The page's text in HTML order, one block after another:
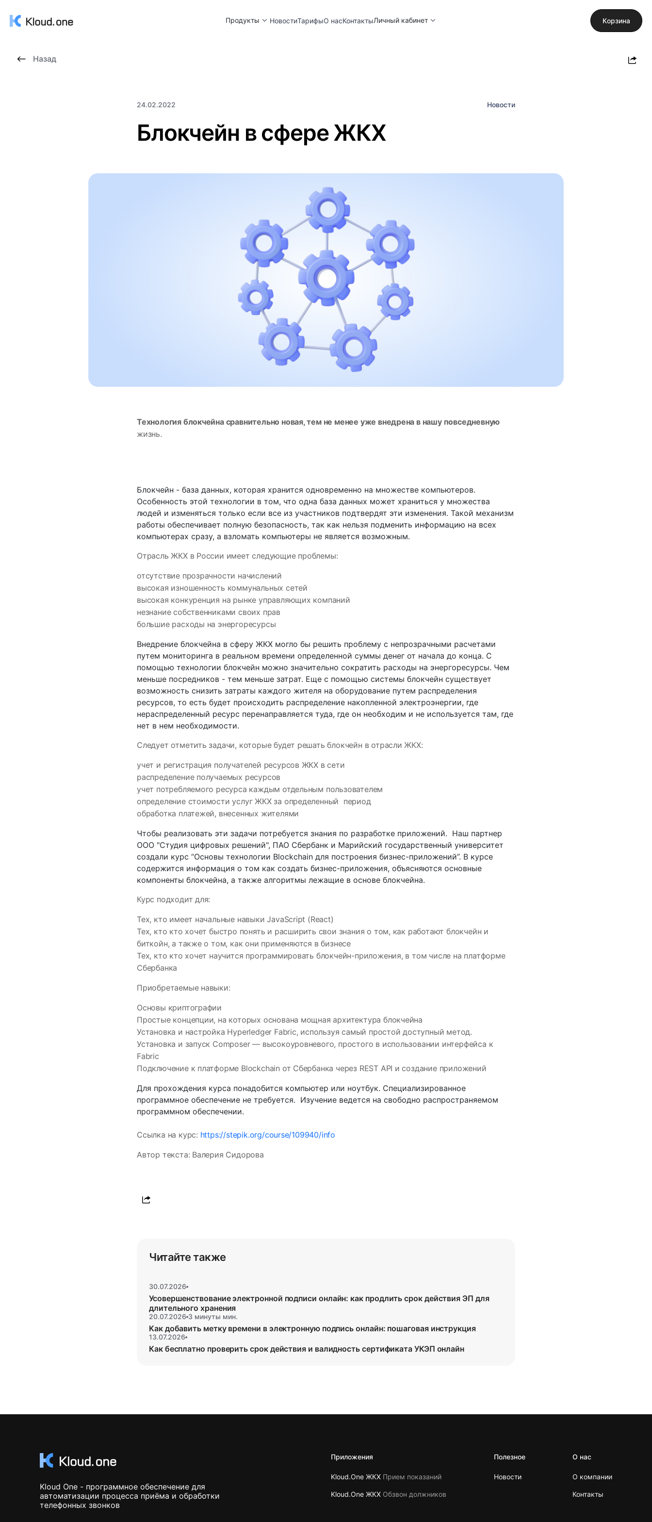
Продукты НовостиТарифыО насКонтактыЛичный кабинет Корзина
Назад
24.02.2022 Новости
Блокчейн в сфере ЖКХ
Технология блокчейна сравнительно новая, тем не менее уже внедрена в нашу повседневную
жизнь.
Блокчейн - база данных, которая хранится одновременно на множестве компьютеров.
Особенность этой технологии в том, что одна база данных может храниться у множества
людей и изменяться только если все из участников подтвердят эти изменения. Такой механизм
работы обеспечивает полную безопасность, так как нельзя подменить информацию на всех
компьютерах сразу, а взломать компьютеры не является возможным.
Отрасль ЖКХ в России имеет следующие проблемы:
отсутствие прозрачности начислений
высокая изношенность коммунальных сетей
высокая конкуренция на рынке управляющих компаний
незнание собственниками своих прав
большие расходы на энергоресурсы
Внедрение блокчейна в сферу ЖКХ могло бы решить проблему с непрозрачными расчетами
путем мониторинга в реальном времени определенной суммы денег от начала до конца. С
помощью технологии блокчейн можно значительно сократить расходы на энергоресурсы. Чем
меньше посредников - тем меньше затрат. Еще с помощью системы блокчейн существует
возможность снизить затраты каждого жителя на оборудование путем распределения
ресурсов, то есть будет происходить распределение накопленной электроэнергии, где
нераспределенный ресурс перенаправляется туда, где он необходим и не используется там, где
нет в нем необходимости.
Следует отметить задачи, которые будет решать блокчейн в отрасли ЖКХ:
учет и регистрация получателей ресурсов ЖКХ в сети
распределение получаемых ресурсов
учет потребляемого ресурса каждым отдельным пользователем
определение стоимости услуг ЖКХ за определенный период
обработка платежей, внесенных жителями
Чтобы реализовать эти задачи потребуется знания по разработке приложений. Наш партнер
ООО "Студия цифровых решений", ПАО Сбербанк и Марийский государственный университет
создали курс “Основы технологии Blockchain для построения бизнес-приложений”. В курсе
содержится информация о том как создать бизнес-приложения, объясняются основные
компоненты блокчейна, а также алгоритмы лежащие в основе блокчейна.
Курс подходит для:
Тех, кто имеет начальные навыки JavaScript (React)
Тех, кто кто хочет быстро понять и расширить свои знания о том, как работают блокчейн и
биткойн, а также о том, как они применяются в бизнесе
Тех, кто кто хочет научится программировать блокчейн-приложения, в том числе на платформе
Сбербанка
Приобретаемые навыки:
Основы криптографии
Простые концепции, на которых основана мощная архитектура блокчейна
Установка и настройка Hyperledger Fabric, используя самый простой доступный метод.
Установка и запуск Composer — высокоуровневого, простого в использовании интерфейса к
Fabric
Подключение к платформе Blockchain от Сбербанка через REST API и создание приложений
Для прохождения курса понадобится компьютер или ноутбук. Специализированное
программное обеспечение не требуется. Изучение ведется на свободно распространяемом
программном обеспечении.
Ссылка на курс: https://stepik.org/course/109940/info
Автор текста: Валерия Сидорова
Читайте также
30.07.2026
Усовершенствование электронной подписи онлайн: как продлить срок действия ЭП для
длительного хранения
20.07.2026 3 минуты мин.
Как добавить метку времени в электронную подпись онлайн: пошаговая инструкция
13.07.2026
Как бесплатно проверить срок действия и валидность сертификата УКЭП онлайн
Kloud One - программное обеспечение для
автоматизации процесса приёма и обработки
телефонных звонков
Приложения
Kloud.One ЖКХ Прием показаний
Kloud.One ЖКХ Обзвон должников
Полезное
Новости
О нас
О компании
Контакты